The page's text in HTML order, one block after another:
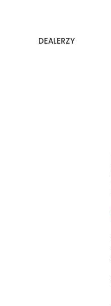
DEALERZY